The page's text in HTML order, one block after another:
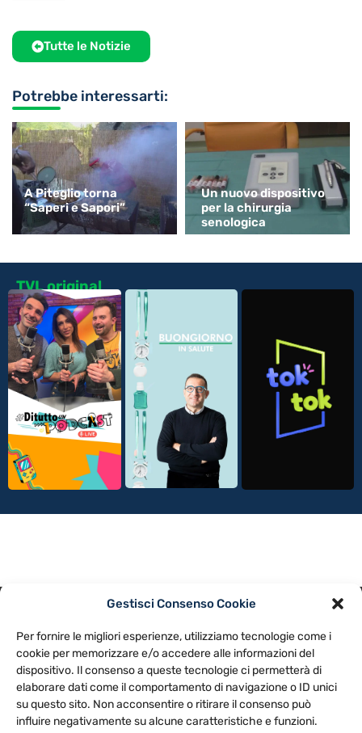
Gestisci Consenso Cookie
Per fornire le migliori esperienze, utilizziamo tecnologie come i
cookie per memorizzare e/o accedere alle informazioni del
dispositivo. Il consenso a queste tecnologie ci permetterà di
elaborare dati come il comportamento di navigazione o ID unici
su questo sito. Non acconsentire o ritirare il consenso può
influire negativamente su alcune caratteristiche e funzioni.
Tutte le Notizie
Potrebbe interessarti:
A Piteglio torna
“Saperi e Sapori”
Un nuovo dispositivo
per la chirurgia
senologica
TVL original
NOTE LEGALI
CONTATTACI PREFERENZE
TV LIBERA S.P.A.
Via Monteleonese 95/21 – 51100 Pistoia (PT)
Tel. 0573.9136 / Fax 0573.913615